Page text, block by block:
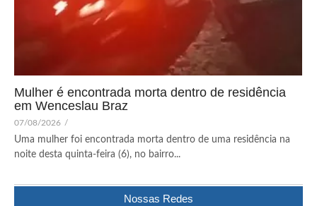
Mulher é encontrada morta dentro de residência
em Wenceslau Braz
07/08/2026 /
Uma mulher foi encontrada morta dentro de uma residência na
noite desta quinta-feira (6), no bairro...
Nossas Redes